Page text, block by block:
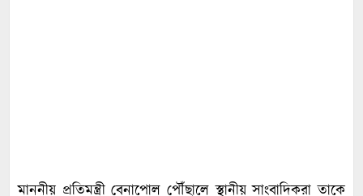
মাননীয় প্রতিমন্ত্রী বেনাপোল পৌঁছালে স্থানীয় সাংবাদিকরা তাকে